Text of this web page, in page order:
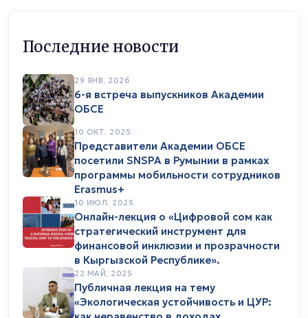
Последние новости
29 ЯНВ, 2026
6-я встреча выпускников Академии
ОБСЕ
10 ОКТ, 2025
Представители Академии ОБСЕ
посетили SNSPA в Румынии в рамках
программы мобильности сотрудников
Erasmus+
10 ИЮЛ, 2025
Онлайн-лекция о «Цифровой сом как
стратегический инструмент для
финансовой инклюзии и прозрачности
в Кыргызской Республике».
22 МАЙ, 2025
Публичная лекция на тему
«Экологическая устойчивость и ЦУР: